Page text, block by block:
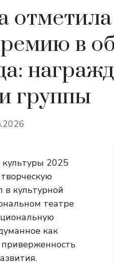
отметила
в
группы
2025
в культурной
театре
как